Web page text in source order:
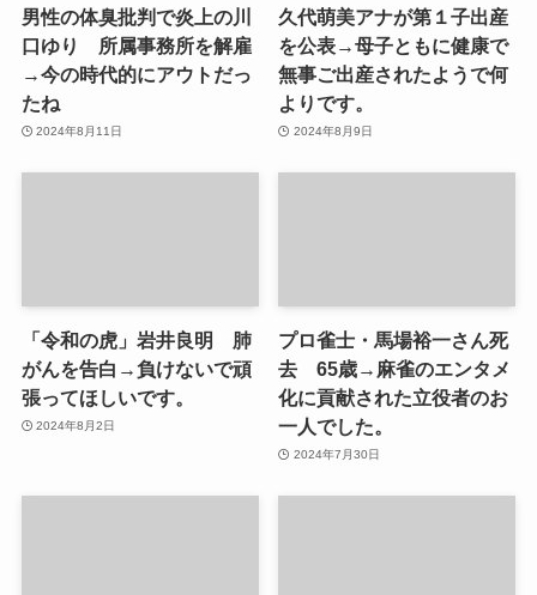
男性の体臭批判で炎上の川
口ゆり 所属事務所を解雇
→今の時代的にアウトだっ
たね
2024年8月11日
久代萌美アナが第１子出産
を公表→母子ともに健康で
無事ご出産されたようで何
よりです。
2024年8月9日
「令和の虎」岩井良明 肺
がんを告白→負けないで頑
張ってほしいです。
2024年8月2日
プロ雀士・馬場裕一さん死
去 65歳→麻雀のエンタメ
化に貢献された立役者のお
一人でした。
2024年7月30日